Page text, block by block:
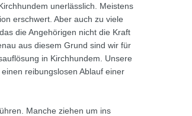
unerlässlich. Meistens
erschwert. Aber auch zu viele
die Angehörigen nicht die Kraft
aus diesem Grund sind wir für
in Kirchhundem. Unsere
reibungslosen Ablauf einer
Manche ziehen um ins